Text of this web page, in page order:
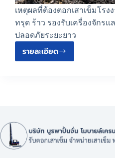
เหตุผลที่ต้องตอกเสาเข็มโรง
ทรุด ร้าว รองรับเครื่องจักรแ
ปลอดภัยระยะยาว
รายละเอียด